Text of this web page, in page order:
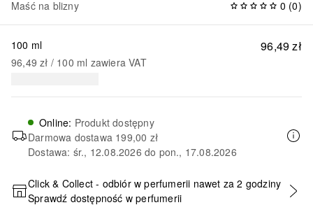
Maść na blizny 0 (0)
96,49 zł
100 ml
96,49 zł / 100 ml zawiera VAT
Online: Produkt dostępny
Darmowa dostawa 199,00 zł
Dostawa: śr., 12.08.2026 do pon., 17.08.2026
DODAJ DO KOSZYKA
Click & Collect - odbiór w perfumerii nawet za 2 godziny
Sprawdź dostępność w perfumerii